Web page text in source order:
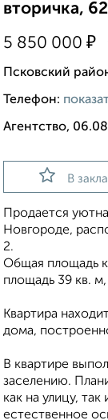
вторичка,
5 850 000 ₽
Псковский
Телефон:
Агентство,
В
Продается
Новгороде,
2.
Общая площадь
площадь 39 кв.
Квартира
дома,
В квартире
заселению.
как на улицу,
естественное